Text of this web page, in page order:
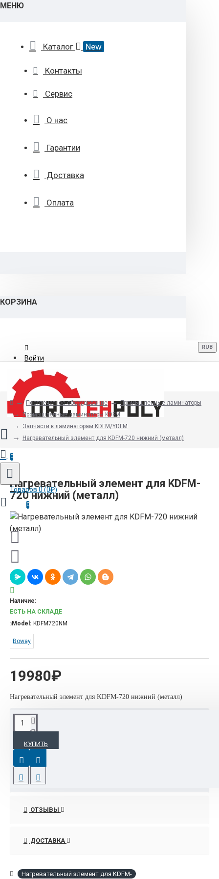
МЕНЮ
Каталог New
Контакты
Сервис
О нас
Гарантии
Доставка
Оплата
КОРЗИНА
Войти
Регистрация
8 (800) 700-06-12
RUB
0
Товаров 0 (0₽)
0
Постпечатное оборудование
Промышленные ламинаторы
Промышленные ламинаторы KDFM
Запчасти к ламинаторам KDFM/YDFM
Нагревательный элемент для KDFM-720 нижний (металл)
Нагревательный элемент для KDFM-
720 нижний (металл)
19980₽
Наличие:
ЕСТЬ НА СКЛАДЕ
Model: KDFM720NM
Boway
Нагревательный элемент для KDFM-720 нижний (металл)
КУПИТЬ
ХАРАКТЕРИСТИКИ
Основные
Страна производитель
ОТЗЫВЫ
ДОСТАВКА
Нагревательный элемент для KDFM-